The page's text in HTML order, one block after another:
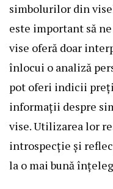
simbolurilor din
este important să
vise oferă doar
înlocui o analiză
pot oferi indicii
informații despre
vise. Utilizarea lor
introspecție și
la o mai bună